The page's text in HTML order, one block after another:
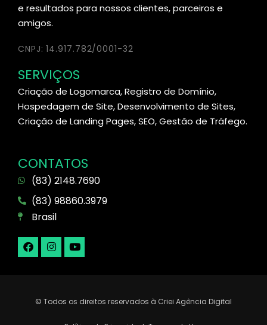
e resultados para nossos clientes, parceiros e
amigos.
CNPJ: 14.917.782/0001-32
SERVIÇOS
Criação de Logomarca, Registro de Domínio,
Hospedagem de Site, Desenvolvimento de Sites,
Criação de Landing Pages, SEO, Gestão de Tráfego.
CONTATOS
(83) 2148.7690
(83) 98860.3979
Brasil
© Todos os direitos reservados à Criei Agência Digital